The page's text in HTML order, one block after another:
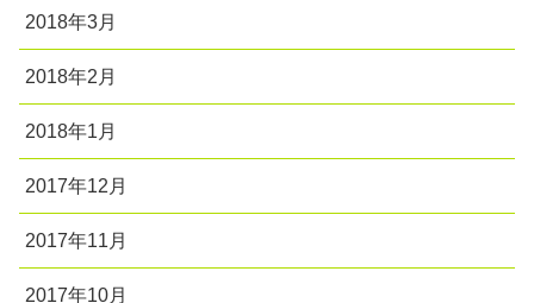
2018年3月
2018年2月
2018年1月
2017年12月
2017年11月
2017年10月